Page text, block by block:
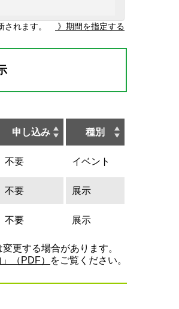
されます。 》期間を指定する
申し込み 種別
不要 イベント
不要 展示
不要 展示
変更する場合があります。
（PDF） をご覧ください。